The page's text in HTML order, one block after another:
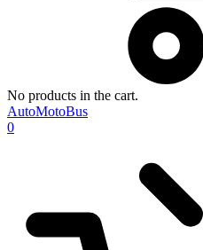
No products in the cart.
AutoMotoBus
0